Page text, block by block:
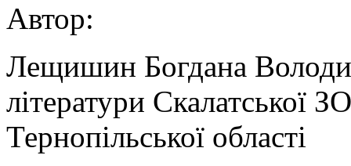
Автор:
Лещишин Богдана
літератури Скалатської
Тернопільської області